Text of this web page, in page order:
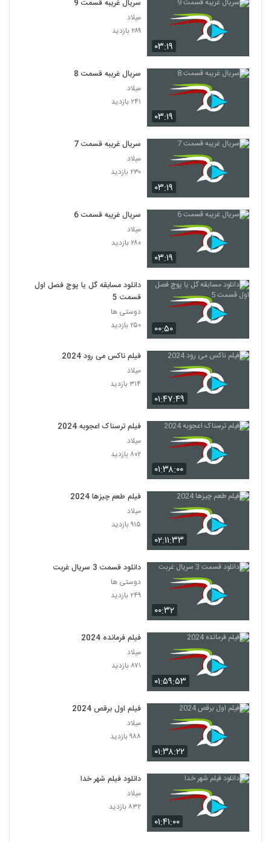
۰۳:۱۹
سریال غریبه قسمت 9
میلاد
۲۸۹ بازدید
۰۳:۱۹
سریال غریبه قسمت 8
میلاد
۲۴۱ بازدید
۰۳:۱۹
سریال غریبه قسمت 7
میلاد
۲۳۰ بازدید
۰۳:۱۹
سریال غریبه قسمت 6
میلاد
۲۸۰ بازدید
۰۰:۵۰
دانلود مسابقه گل یا پوچ فصل اول
قسمت 5
دوستی ها
۲۵۰ بازدید
۰۱:۴۷:۴۹
فیلم ناکس می رود 2024
میلاد
۳۱۴ بازدید
۰۱:۳۸:۰۰
فیلم ترسناک اعجوبه 2024
میلاد
۸۰۲ بازدید
۰۲:۱۱:۳۳
فیلم طعم چیزها 2024
میلاد
۹۱۵ بازدید
۰۰:۳۲
دانلود قسمت 3 سریال غربت
دوستی ها
۲۴۹ بازدید
۰۱:۵۹:۵۳
فیلم فرمانده 2024
میلاد
۸۷۱ بازدید
۰۱:۳۸:۲۲
فیلم اول برقص 2024
میلاد
۹۸۸ بازدید
۰۱:۴۱:۰۰
دانلود فیلم شهر خدا
میلاد
۸۳۲ بازدید